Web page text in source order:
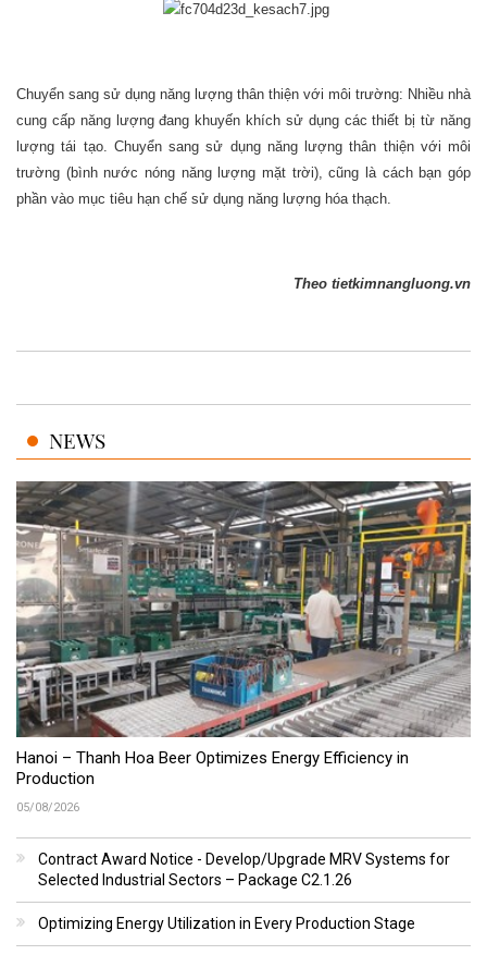
Chuyển sang sử dụng năng lượng thân thiện với môi trường: Nhiều nhà
cung cấp năng lượng đang khuyến khích sử dụng các thiết bị từ năng
lượng tái tạo. Chuyển sang sử dụng năng lượng thân thiện với môi
trường (bình nước nóng năng lượng mặt trời), cũng là cách bạn góp
phần vào mục tiêu hạn chế sử dụng năng lượng hóa thạch.
Theo tietkimnangluong.vn
NEWS
Hanoi – Thanh Hoa Beer Optimizes Energy Efficiency in
Production
05/08/2026
Contract Award Notice - Develop/Upgrade MRV Systems for
Selected Industrial Sectors – Package C2.1.26
Optimizing Energy Utilization in Every Production Stage